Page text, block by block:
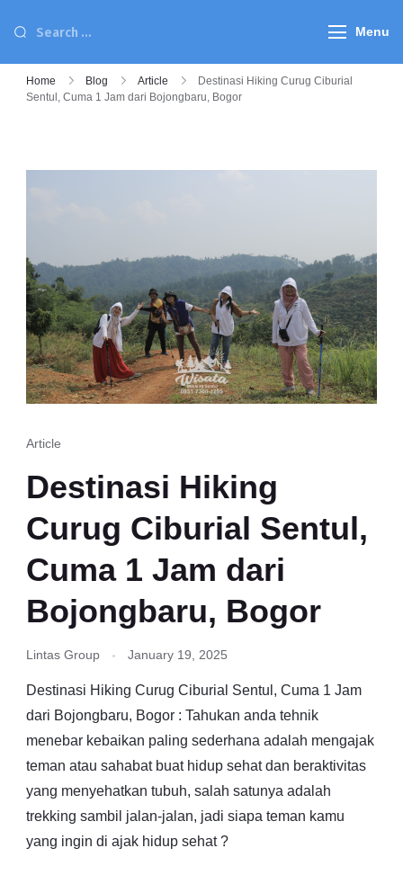
Menu
Home Blog Article
Destinasi Hiking Curug Ciburial
Sentul, Cuma 1 Jam dari Bojongbaru, Bogor
Article
Destinasi Hiking
Curug Ciburial Sentul,
Cuma 1 Jam dari
Bojongbaru, Bogor
Lintas Group January 19, 2025
Destinasi Hiking Curug Ciburial Sentul, Cuma 1 Jam
dari Bojongbaru, Bogor : Tahukan anda tehnik
menebar kebaikan paling sederhana adalah mengajak
teman atau sahabat buat hidup sehat dan beraktivitas
yang menyehatkan tubuh, salah satunya adalah
trekking sambil jalan-jalan, jadi siapa teman kamu
yang ingin di ajak hidup sehat ?